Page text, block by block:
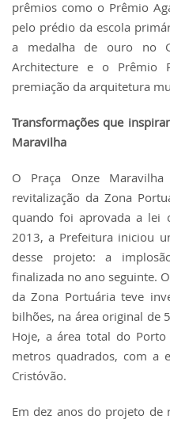
prêmios como o Prêmio
pelo prédio da escola
a medalha de ouro no
Architecture e o Prêmio
premiação da arquitetura
Transformações que
Maravilha
O Praça Onze
revitalização da Zona
quando foi aprovada a lei
2013, a Prefeitura iniciou
desse projeto: a
finalizada no ano seguinte.
da Zona Portuária teve
bilhões, na área original de
Hoje, a área total do
metros quadrados, com a
Cristóvão.
Em dez anos do projeto de